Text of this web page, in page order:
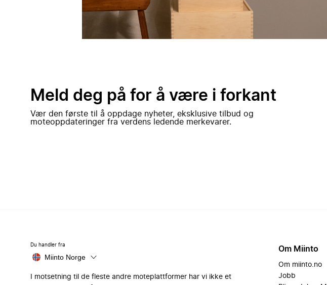
Meld deg på for å være i forkant
Vær den første til å oppdage nyheter, eksklusive tilbud og
moteoppdateringer fra verdens ledende merkevarer.
Du handler fra
Miinto Norge
I motsetning til de fleste andre moteplattformer har vi ikke et
Om Miinto
Om miinto.no
Jobb